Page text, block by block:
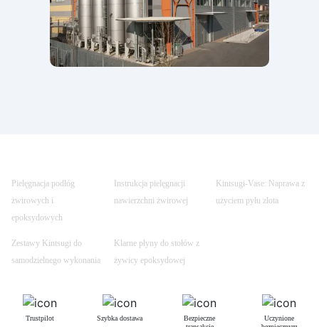
Pielęgnacja podłóg
żwirowych i
epoksydowych
Instrukcja pielęgnacji
nawierzchni żwirowej
Kintsugi-Vase: Naprawa z
użyciem pyłu złota
Zestawy Kintsugi do
samodzielnego wykonania
Klarne płyny do stołów z
żywicy epoksydowej
Trustpilot Szybka dostawa
Bezpieczne
Uczynione